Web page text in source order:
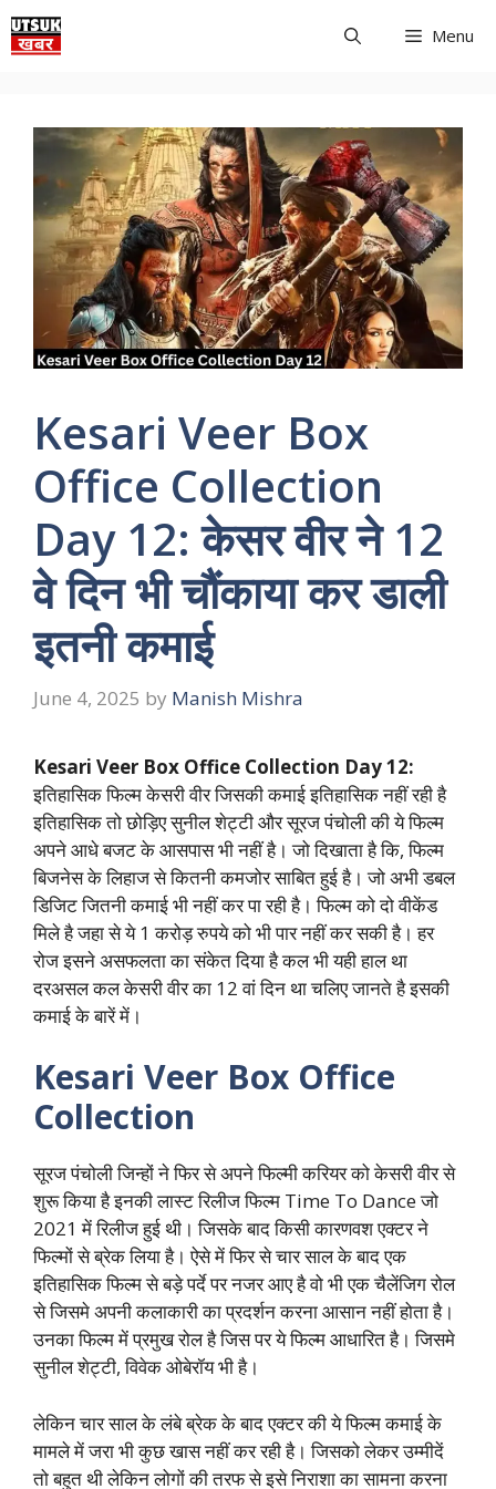
Skip
to
Menu
Kesari Veer Box
Office Collection
Day 12: केसर वीर ने 12
वे दिन भी चौंकाया कर डाली
इतनी कमाई
June 4, 2025 by Manish Mishra
Kesari Veer Box Office Collection Day 12:
इतिहासिक फिल्म केसरी वीर जिसकी कमाई इतिहासिक नहीं रही है
इतिहासिक तो छोड़िए सुनील शेट्टी और सूरज पंचोली की ये फिल्म
अपने आधे बजट के आसपास भी नहीं है। जो दिखाता है कि, फिल्म
बिजनेस के लिहाज से कितनी कमजोर साबित हुई है। जो अभी डबल
डिजिट जितनी कमाई भी नहीं कर पा रही है। फिल्म को दो वीकेंड
मिले है जहा से ये 1 करोड़ रुपये को भी पार नहीं कर सकी है। हर
रोज इसने असफलता का संकेत दिया है कल भी यही हाल था
दरअसल कल केसरी वीर का 12 वां दिन था चलिए जानते है इसकी
कमाई के बारें में।
Kesari Veer Box Office
Collection
सूरज पंचोली जिन्हों ने फिर से अपने फिल्मी करियर को केसरी वीर से
शुरू किया है इनकी लास्ट रिलीज फिल्म Time To Dance जो
2021 में रिलीज हुई थी। जिसके बाद किसी कारणवश एक्टर ने
फिल्मों से ब्रेक लिया है। ऐसे में फिर से चार साल के बाद एक
इतिहासिक फिल्म से बड़े पर्दे पर नजर आए है वो भी एक चैलेंजिग रोल
से जिसमे अपनी कलाकारी का प्रदर्शन करना आसान नहीं होता है।
उनका फिल्म में प्रमुख रोल है जिस पर ये फिल्म आधारित है। जिसमे
सुनील शेट्टी, विवेक ओबेरॉय भी है।
लेकिन चार साल के लंबे ब्रेक के बाद एक्टर की ये फिल्म कमाई के
मामले में जरा भी कुछ खास नहीं कर रही है। जिसको लेकर उम्मीदें
तो बहुत थी लेकिन लोगों की तरफ से इसे निराशा का सामना करना